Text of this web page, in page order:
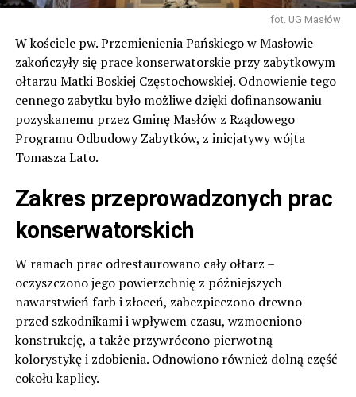
fot. UG Masłów
W kościele pw. Przemienienia Pańskiego w Masłowie
zakończyły się prace konserwatorskie przy zabytkowym
ołtarzu Matki Boskiej Częstochowskiej. Odnowienie tego
cennego zabytku było możliwe dzięki dofinansowaniu
pozyskanemu przez Gminę Masłów z Rządowego
Programu Odbudowy Zabytków, z inicjatywy wójta
Tomasza Lato.
Zakres przeprowadzonych prac
konserwatorskich
W ramach prac odrestaurowano cały ołtarz –
oczyszczono jego powierzchnię z późniejszych
nawarstwień farb i złoceń, zabezpieczono drewno
przed szkodnikami i wpływem czasu, wzmocniono
konstrukcję, a także przywrócono pierwotną
kolorystykę i zdobienia. Odnowiono również dolną część
cokołu kaplicy.